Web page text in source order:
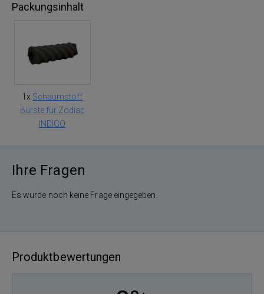
Packungsinhalt
1x Schaumstoff
Bürste für Zodiac
INDIGO
Ihre Fragen
Es wurde noch keine Frage eingegeben.
Produktbewertungen